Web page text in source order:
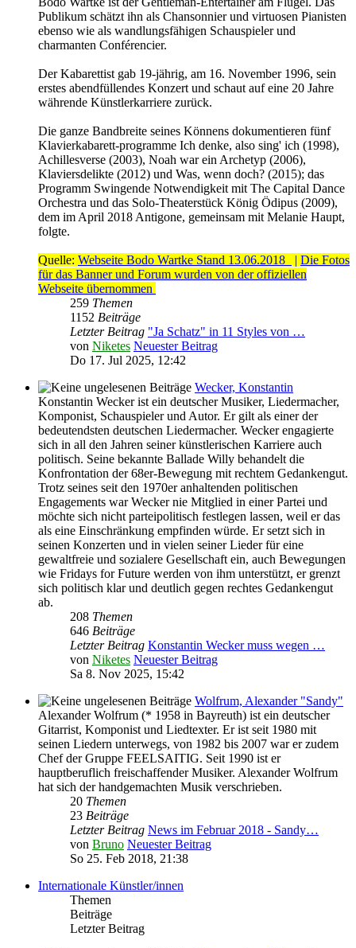
Publikum schätzt ihn als Chansonnier und virtuosen Pianisten
ebenso wie als wandlungsfähigen Schauspieler und
charmanten Conférencier.
Der Kabarettist gab 19-jährig, am 16. November 1996, sein
erstes abendfüllendes Konzert und schaut auf eine 20 Jahre
währende Künstlerkarriere zurück.
Die ganze Bandbreite seines Könnens dokumentieren fünf
Klavierkabarett-programme Ich denke, also sing' ich (1998),
Achillesverse (2003), Noah war ein Archetyp (2006),
Klaviersdelikte (2012) und Was, wenn doch? (2015); das
Programm Swingende Notwendigkeit mit The Capital Dance
Orchestra und das Solo-Theaterstück König Ödipus (2009),
dem im April 2018 Antigone, gemeinsam mit Melanie Haupt,
folgte.
Quelle: Webseite Bodo Wartke Stand 13.06.2018 | Die Fotos
für das Banner und Forum wurden von der offiziellen
Webseite übernommen
259 Themen
1152 Beiträge
Letzter Beitrag "Ja Schatz" in 11 Styles von …
von Niketes Neuester Beitrag
Do 17. Jul 2025, 12:42
Wecker, Konstantin
Konstantin Wecker ist ein deutscher Musiker, Liedermacher,
Komponist, Schauspieler und Autor. Er gilt als einer der
bedeutendsten deutschen Liedermacher. Wecker engagierte
sich in all den Jahren seiner künstlerischen Karriere auch
politisch. Seine bekannte Ballade Willy behandelt die
Konfrontation der 68er-Bewegung mit rechtem Gedankengut.
Trotz seines seit den 1970er anhaltenden politischen
Engagements war Wecker nie Mitglied in einer Partei und
möchte sich nicht parteipolitisch festlegen lassen, weil er das
als eine Einschränkung empfinden würde. Er setzt sich in
seinen Konzerten und in vielen seiner Lieder für eine
gewaltfreie und sozialere Gesellschaft ein, auch Bewegungen
wie Fridays for Future werden von ihm unterstützt, er grenzt
sich politisch klar und deutlich gegen rechtes Gedankengut
ab.
208 Themen
646 Beiträge
Letzter Beitrag Konstantin Wecker muss wegen …
von Niketes Neuester Beitrag
Sa 8. Nov 2025, 15:42
Wolfrum, Alexander "Sandy"
Alexander Wolfrum (* 1958 in Bayreuth) ist ein deutscher
Gitarrist, Komponist und Liedtexter. Er ist seit 1980 mit
seinen Liedern unterwegs, von 1982 bis 2007 war er zudem
Chef der Gruppe FEELSAITIG. Seit 1990 ist er
hauptberuflich freischaffender Musiker. Alexander Wolfrum
hat sich der handgemachten Musik verschrieben.
20 Themen
23 Beiträge
Letzter Beitrag News im Februar 2018 - Sandy…
von Bruno Neuester Beitrag
So 25. Feb 2018, 21:38
Internationale Künstler/innen
Themen
Beiträge
Letzter Beitrag